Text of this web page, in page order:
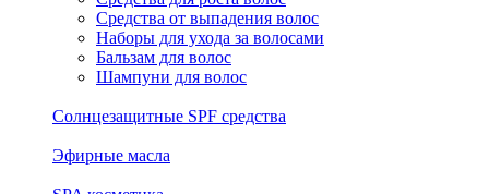
Средства от выпадения волос
Наборы для ухода за волосами
Бальзам для волос
Шампуни для волос
Солнцезащитные SPF средства
Эфирные масла